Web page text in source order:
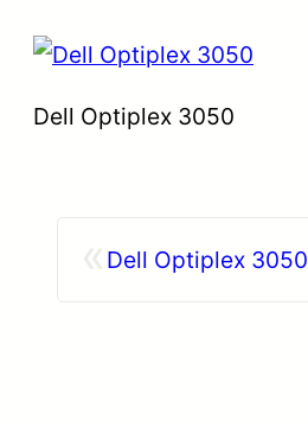
Dell Optiplex 3050
Dell Optiplex 3050